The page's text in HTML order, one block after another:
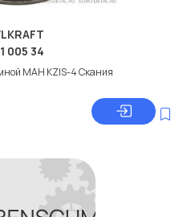
005 34
МАН KZIS-4 Скания